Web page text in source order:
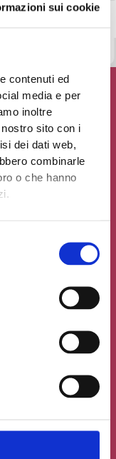
sui cookie
contenuti ed
media e per
inoltre
sito con i
dei dati web,
combinarle
o che hanno